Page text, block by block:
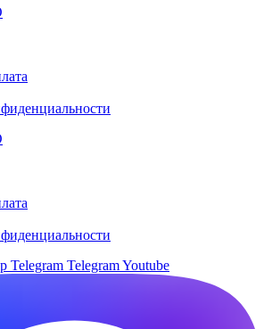
Telegram TelegramYoutube